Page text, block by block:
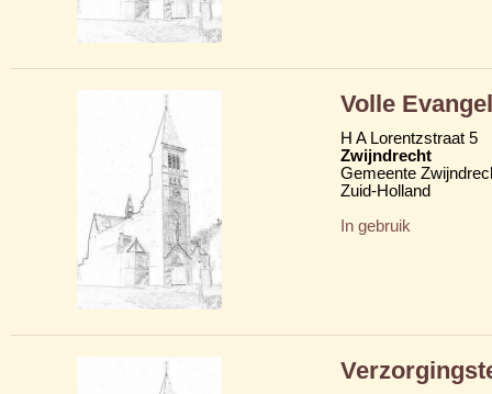
Volle
H A Lorentzstraat 5
Zwijndrecht
Gemeente
Zuid-Holland
In gebruik